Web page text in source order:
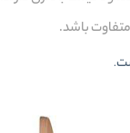
باشد.
.